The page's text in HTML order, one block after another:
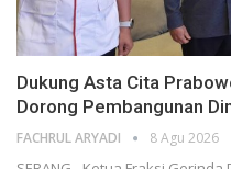
Dukung Asta Cita
Dorong Pembangunan
FACHRUL ARYADI 8 Agu 2026